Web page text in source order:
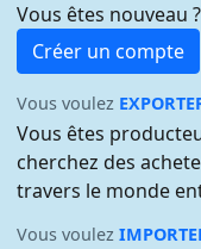
Vous êtes nouveau ?
Créer un compte
Vous voulez
Vous êtes
cherchez des
travers le monde
Vous voulez